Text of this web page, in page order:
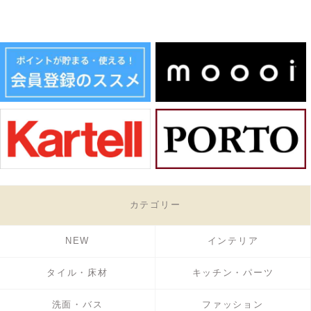
カテゴリー
NEW インテリア
タイル・床材 キッチン・パーツ
洗面・バス ファッション